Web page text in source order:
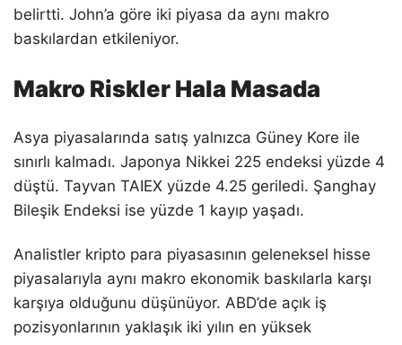
belirtti. John’a göre iki piyasa da aynı makro
baskılardan etkileniyor.
Makro Riskler Hala Masada
Asya piyasalarında satış yalnızca Güney Kore ile
sınırlı kalmadı. Japonya Nikkei 225 endeksi yüzde 4
düştü. Tayvan TAIEX yüzde 4.25 geriledi. Şanghay
Bileşik Endeksi ise yüzde 1 kayıp yaşadı.
Analistler kripto para piyasasının geleneksel hisse
piyasalarıyla aynı makro ekonomik baskılarla karşı
karşıya olduğunu düşünüyor. ABD’de açık iş
pozisyonlarının yaklaşık iki yılın en yüksek